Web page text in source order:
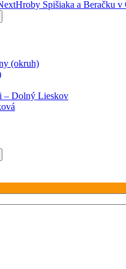
Hroby Spišiaka a Beračku v
(okruh)
– Dolný Lieskov